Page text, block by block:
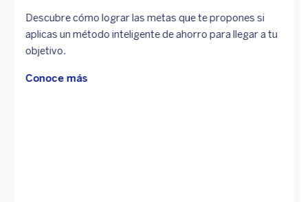
Descubre cómo lograr las metas que te propones si
aplicas un método inteligente de ahorro para llegar a tu
objetivo.
Conoce más